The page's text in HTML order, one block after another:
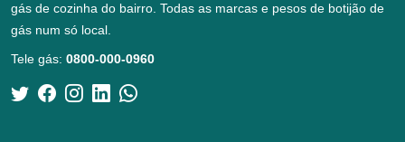
gás de cozinha do bairro. Todas as marcas e pesos de botijão de
gás num só local.
Tele gás: 0800-000-0960